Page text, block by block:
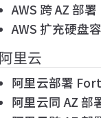
AWS 跨 AZ 部
AWS 扩充硬盘
阿里云
阿里云部署
阿里云同 AZ